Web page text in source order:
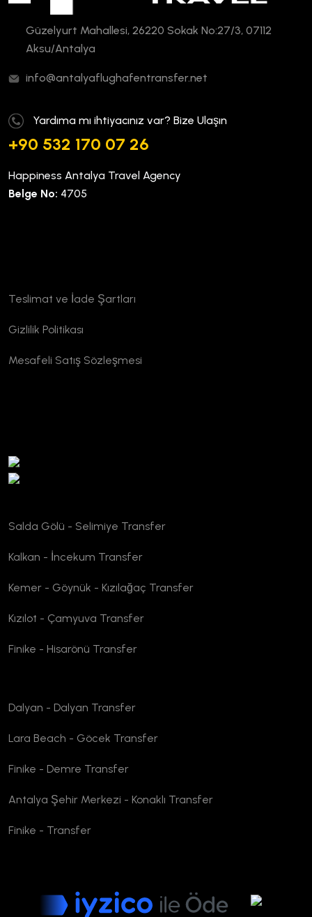
Güzelyurt Mahallesi, 26220 Sokak No:27/3, 07112
Aksu/Antalya
info@antalyaflughafentransfer.net
Yardıma mı ihtiyacınız var? Bize Ulaşın
+90 532 170 07 26
Happiness Antalya Travel Agency
Belge No: 4705
Teslimat ve İade Şartları
Gizlilik Politikası
Mesafeli Satış Sözleşmesi
Salda Gölü - Selimiye Transfer
Kalkan - İncekum Transfer
Kemer - Göynük - Kızılağaç Transfer
Kızılot - Çamyuva Transfer
Finike - Hisarönü Transfer
Dalyan - Dalyan Transfer
Lara Beach - Göcek Transfer
Finike - Demre Transfer
Antalya Şehir Merkezi - Konaklı Transfer
Finike - Transfer